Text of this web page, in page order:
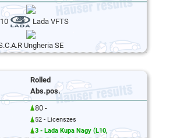
Lada VFTS
Ungheria SE
Rolled
Abs.pos.
80 -
52 - Licenszes
3 - Lada Kupa Nagy (L10,